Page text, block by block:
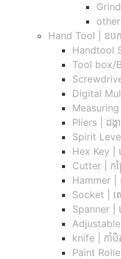
Hand Tool | ឧប
Handtool
Tool box/
Digital
Measuring
Pliers | ដង្ក
Spirit
Hex Key |
Cutter | កន្រ្
Hammer
Socket | ស
Spanner |​
knife | កាំបិ
Paint